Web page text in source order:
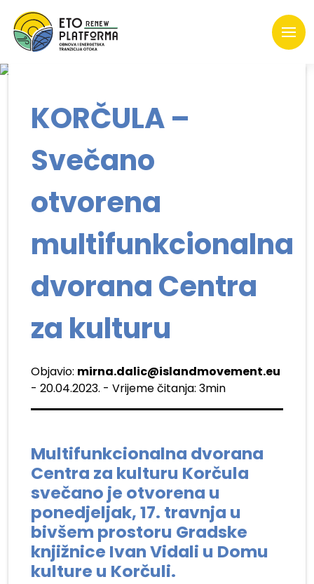
KORČULA –
Svečano
otvorena
multifunkcionalna
dvorana Centra
za kulturu
Objavio: mirna.dalic@islandmovement.eu
- 20.04.2023. - Vrijeme čitanja: 3min
Multifunkcionalna dvorana
Centra za kulturu Korčula
svečano je otvorena u
ponedjeljak, 17. travnja u
bivšem prostoru Gradske
knjižnice Ivan Vidali u Domu
kulture u Korčuli.